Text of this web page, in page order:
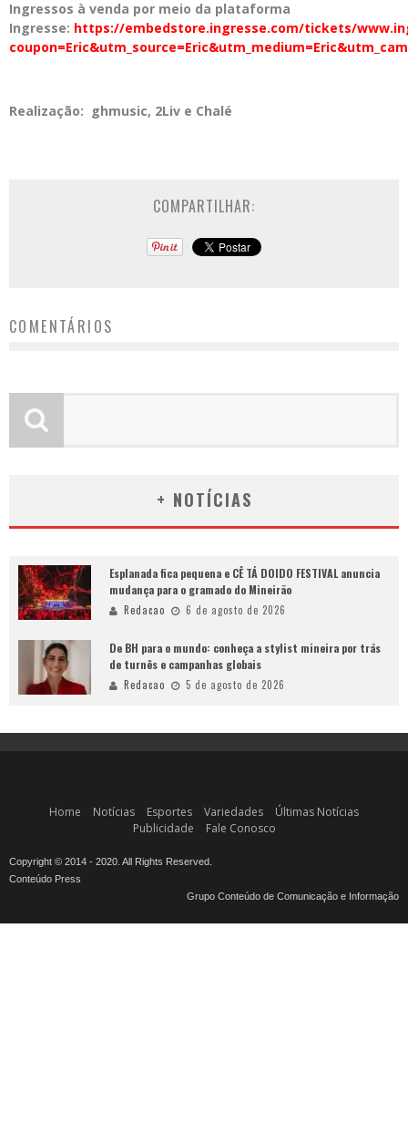
Ingressos à venda por meio da plataforma
Ingresse: https://embedstore.ingresse.com/tickets/
Realização: ghmusic, 2Liv e Chalé
COMPARTILHAR:
COMENTÁRIOS
+ NOTÍCIAS
Esplanada fica pequena e CÊ TÁ DOIDO FESTIVAL anuncia
mudança para o gramado do Mineirão
Redacao 6 de agosto de 2026
De BH para o mundo: conheça a stylist mineira por trás
de turnês e campanhas globais
Redacao 5 de agosto de 2026
Home Notícias Esportes Variedades
Últimas Notícias
Publicidade
Fale Conosco
Copyright © 2014 - 2020. All Rights Reserved.
Conteúdo Press
Grupo Conteúdo de Comunicação e Informação